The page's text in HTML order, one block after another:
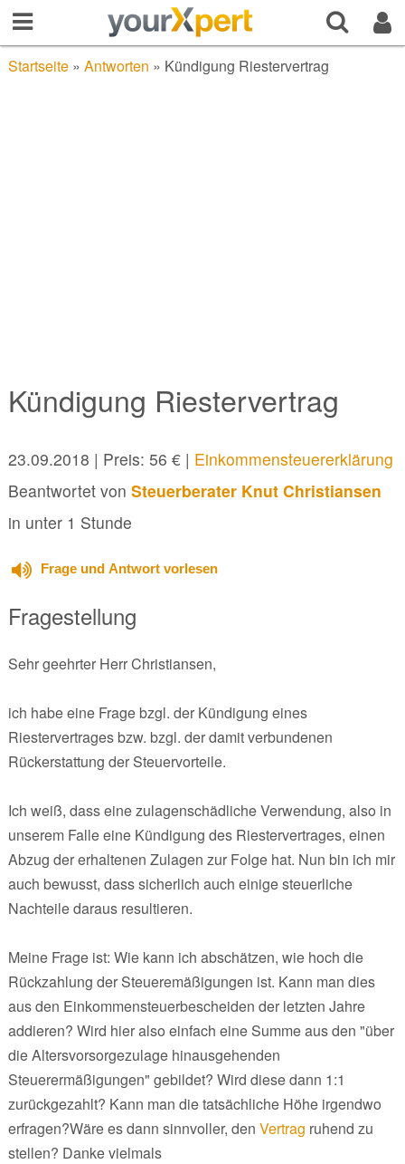
Startseite» Antworten » Kündigung Riestervertrag
Kündigung Riestervertrag
23.09.2018 | Preis: 56 € | Einkommensteuererklärung
Beantwortet von Steuerberater Knut Christiansen
in unter 1 Stunde
Frage und Antwort vorlesen
Fragestellung
Sehr geehrter Herr Christiansen,
ich habe eine Frage bzgl. der Kündigung eines
Riestervertrages bzw. bzgl. der damit verbundenen
Rückerstattung der Steuervorteile.
Ich weiß, dass eine zulagenschädliche Verwendung, also in
unserem Falle eine Kündigung des Riestervertrages, einen
Abzug der erhaltenen Zulagen zur Folge hat. Nun bin ich mir
auch bewusst, dass sicherlich auch einige steuerliche
Nachteile daraus resultieren.
Meine Frage ist: Wie kann ich abschätzen, wie hoch die
Rückzahlung der Steueremäßigungen ist. Kann man dies
aus den Einkommensteuerbescheiden der letzten Jahre
addieren? Wird hier also einfach eine Summe aus den "über
die Altersvorsorgezulage hinausgehenden
Steuerermäßigungen" gebildet? Wird diese dann 1:1
zurückgezahlt? Kann man die tatsächliche Höhe irgendwo
erfragen?Wäre es dann sinnvoller, den Vertrag ruhend zu
stellen? Danke vielmals